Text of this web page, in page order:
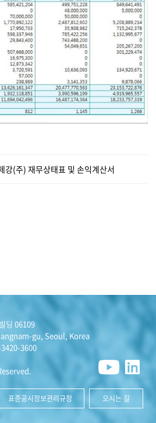
강(주) 재무상태표 및 손익계산서
딩 06109
gu, Seoul, Korea
3600
표준공시정보관리규정 오시는 길